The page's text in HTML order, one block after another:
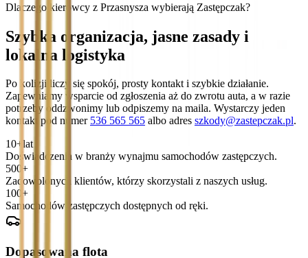
Dlaczego kierowcy z Przasnysza wybierają Zastępczak?
Szybka organizacja, jasne zasady i
lokalna logistyka
Po kolizji liczy się spokój, prosty kontakt i szybkie działanie.
Zapewniamy wsparcie od zgłoszenia aż do zwrotu auta, a w razie
potrzeby oddzwonimy lub odpiszemy na maila. Wystarczy jeden
kontakt pod numer 536 565 565 albo adres szkody@zastepczak.pl.
10+ lat
Doświadczenia w branży wynajmu samochodów zastępczych.
500+
Zadowolonych klientów, którzy skorzystali z naszych usług.
100+
Samochodów zastępczych dostępnych od ręki.
Dopasowana flota